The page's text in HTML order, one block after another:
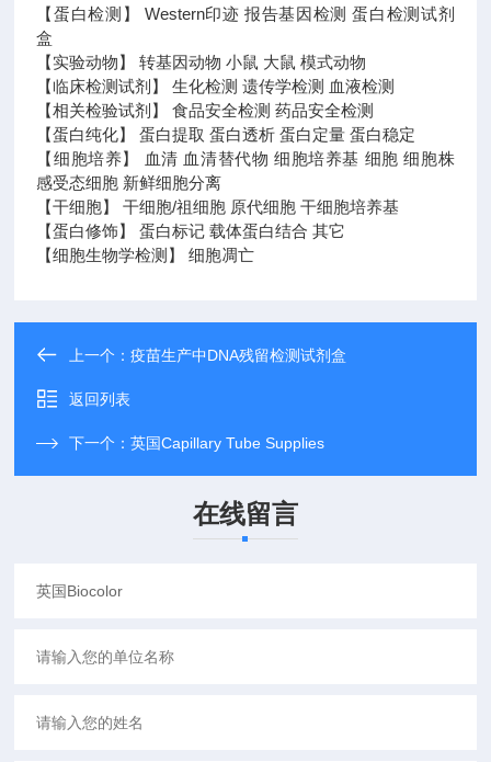
【蛋白检测】 Western印迹 报告基因检测 蛋白检测试剂
盒
【实验动物】 转基因动物 小鼠 大鼠 模式动物
【临床检测试剂】 生化检测 遗传学检测 血液检测
【相关检验试剂】 食品安全检测 药品安全检测
【蛋白纯化】 蛋白提取 蛋白透析 蛋白定量 蛋白稳定
【细胞培养】 血清 血清替代物 细胞培养基 细胞 细胞株
感受态细胞 新鲜细胞分离
【干细胞】 干细胞/祖细胞 原代细胞 干细胞培养基
【蛋白修饰】 蛋白标记 载体蛋白结合 其它
【细胞生物学检测】 细胞凋亡
上一个：疫苗生产中DNA残留检测试剂盒
返回列表
下一个：英国Capillary Tube Supplies
在线留言